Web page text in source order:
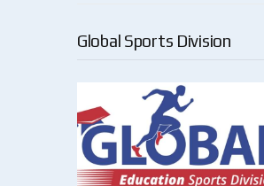
Global Sports Division